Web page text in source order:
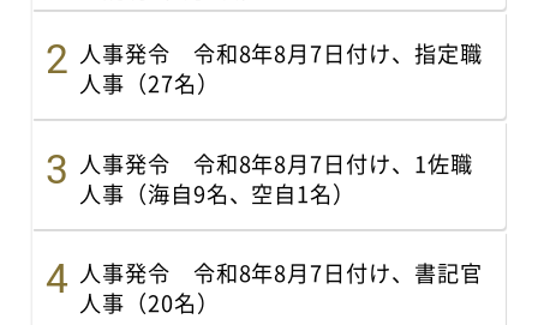
人事発令 令和8年8月7日付け、指定職
人事（27名）
人事発令 令和8年8月7日付け、1佐職
人事（海自9名、空自1名）
人事発令 令和8年8月7日付け、書記官
人事（20名）